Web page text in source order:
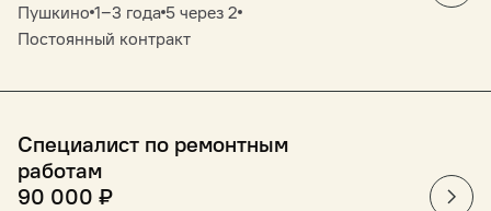
Пушкино 1‒3 года 5 через 2
Постоянный контракт
Специалист по ремонтным
работам
90 000 ₽